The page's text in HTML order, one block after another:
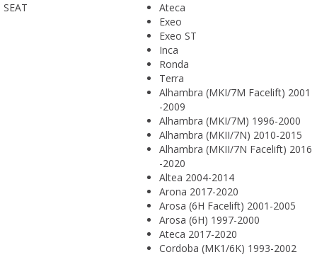
SEAT
Ateca
Exeo
Exeo ST
Inca
Ronda
Terra
Alhambra (MKI/7M Facelift) 2001
-2009
Alhambra (MKI/7M) 1996-2000
Alhambra (MKII/7N) 2010-2015
Alhambra (MKII/7N Facelift) 2016
-2020
Altea 2004-2014
Arona 2017-2020
Arosa (6H Facelift) 2001-2005
Arosa (6H) 1997-2000
Ateca 2017-2020
Cordoba (MK1/6K) 1993-2002